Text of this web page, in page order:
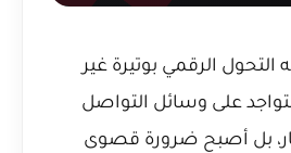
التحول الرقمي بوتيرة غير
على وسائل التواصل
بل أصبح ضرورة قصوى